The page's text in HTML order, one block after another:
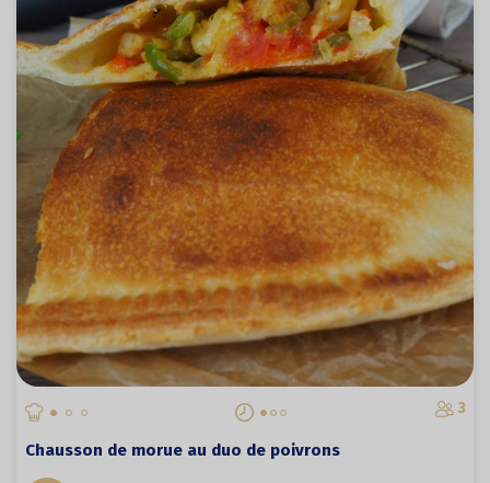
3
Chausson de morue au duo de poivrons